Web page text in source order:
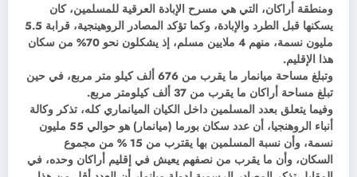
ومنطقة أراكان، التي هي مسرح الإبادة العرقية للمسلمين، كان
يسكنها قبل الطرد والإبادة، وكما تؤكد المصادر الروهينجية، قرابة 5.5
مليون نسمة، منهم 4 ملايين مسلم، إذ يشكلون نحو 70% من سكان
هذا الإقليم.
وتبلغ مساحة ميانمار ما يقرب من 676 ألف كيلو متر مربع، في حين
تبلغ مساحة أراكان ما يقرب من 37 ألف كيلومتر مربع.
وفيما يتعلق بعدد المسلمين داخل الكيان الميانماري كله، تذكر وكالة
أنباء الروهنجيا، أن عدد سكان بورما (ميانمار) هو حوالي 55 مليون
نسمة، وأن نسبة المسلمين بها يقترب من 15 % من مجموع
السكان، وأن ما يقرب من نصفهم يعيش في إقليم أراكان وحده، في